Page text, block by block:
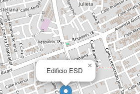
Edificio ESD
×